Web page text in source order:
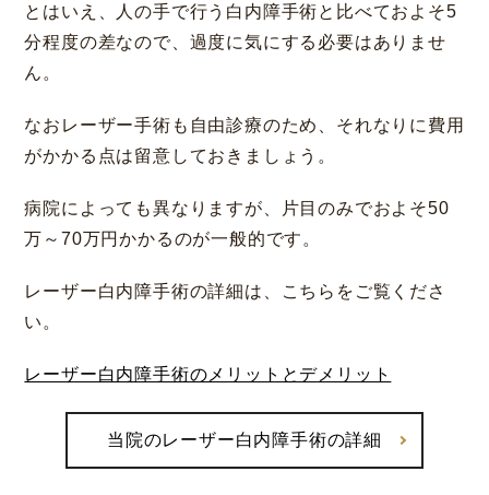
とはいえ、人の手で行う白内障手術と比べておよそ5
分程度の差なので、過度に気にする必要はありませ
ん。
なおレーザー手術も自由診療のため、それなりに費用
がかかる点は留意しておきましょう。
病院によっても異なりますが、片目のみでおよそ50
万～70万円かかるのが一般的です。
レーザー白内障手術の詳細は、こちらをご覧くださ
い。
レーザー白内障手術のメリットとデメリット
当院のレーザー白内障手術の詳細